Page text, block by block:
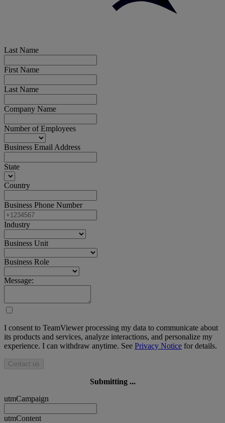
Last Name
First Name
Last Name
Company Name
Number of Employees
Business Email Address
State
Country
Business Phone Number
Industry
Business Unit
Business Role
Message:
I consent to TeamViewer processing my data to communicate about
its products and services, analyze interactions, and personalize my
experience. I can withdraw anytime. See Privacy Notice for details.
Contact us
Submitting ...
utmCampaign
utmContent